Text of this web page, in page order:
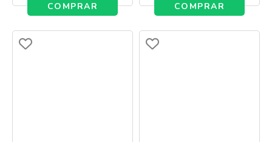
COMPRAR COMPRAR